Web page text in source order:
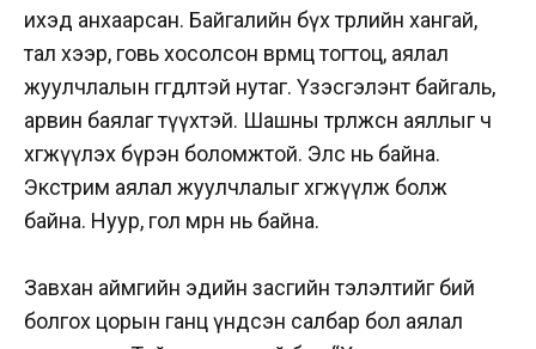
ихэд анхаарсан. Байгалийн бүх төрлийн хангай,
тал хээр, говь хосолсон өвөрмөц тогтоц, аялал
жуулчлалын өгөгдөлтэй нутаг. Үзэсгэлэнт байгаль,
арвин баялаг түүхтэй. Шашны төрөлжсөн аяллыг ч
хөгжүүлэх бүрэн боломжтой. Элс нь байна.
Экстрим аялал жуулчлалыг хөгжүүлж болж
байна. Нуур, гол мөрөн нь байна.
Завхан аймгийн эдийн засгийн тэлэлтийг бий
болгох цорын ганц үндсэн салбар бол аялал